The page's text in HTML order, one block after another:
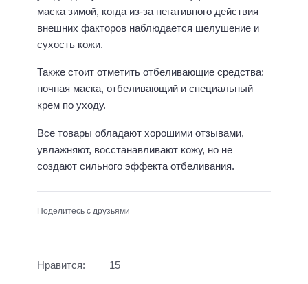
маска зимой, когда из-за негативного действия
внешних факторов наблюдается шелушение и
сухость кожи.
Также стоит отметить отбеливающие средства:
ночная маска, отбеливающий и специальный
крем по уходу.
Все товары обладают хорошими отзывами,
увлажняют, восстанавливают кожу, но не
создают сильного эффекта отбеливания.
Поделитесь с друзьями
Нравится: 15